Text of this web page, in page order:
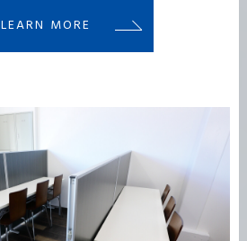
LEARN MORE